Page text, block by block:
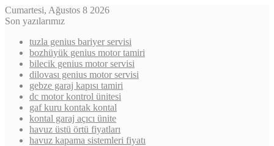
Cumartesi, Ağustos 8 2026
Son yazılarımız
tuzla genius bariyer servisi
bozhüyük genius motor tamiri
bilecik genius motor servisi
dilovası genius motor servisi
gebze garaj kapısı tamiri
dc motor kontrol ünitesi
gaf kuru kontak kontal
kontal garaj açıcı ünite
havuz üstü örtü fiyatları
havuz kapama sistemleri fiyatı